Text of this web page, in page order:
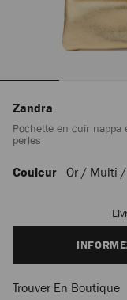
Zandra
Pochette en cuir nappa
perles
https://
dore-
bracelet-
Couleur Or / Multi /
to
Trouver En Boutique